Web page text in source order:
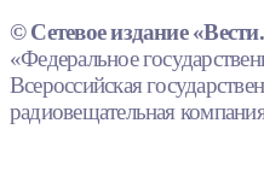
© Сетевое издание
«Федеральное
Всероссийская
радиовещательная